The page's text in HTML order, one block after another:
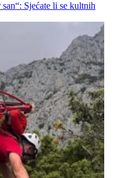
Sjećate li se kultnih